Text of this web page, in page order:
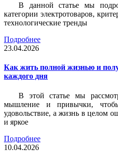
В данной статье мы
категории электротоваров,
технологические тренды
Подробнее
23.04.2026
Как жить полной жизнью и
каждого дня
В этой статье мы
мышление и привычки,
удовольствие, а жизнь в целом
и яркое
Подробнее
10.04.2026